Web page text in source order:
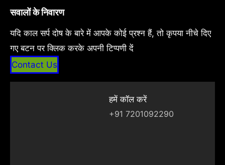
सवालों के निवारण
यदि काल सर्प दोष के बारे में आपके कोई प्रश्न हैं, तो कृपया नीचे दिए
गए बटन पर क्लिक करके अपनी टिप्पणी दें
Contact Us
हमें कॉल करें
+91 7201092290